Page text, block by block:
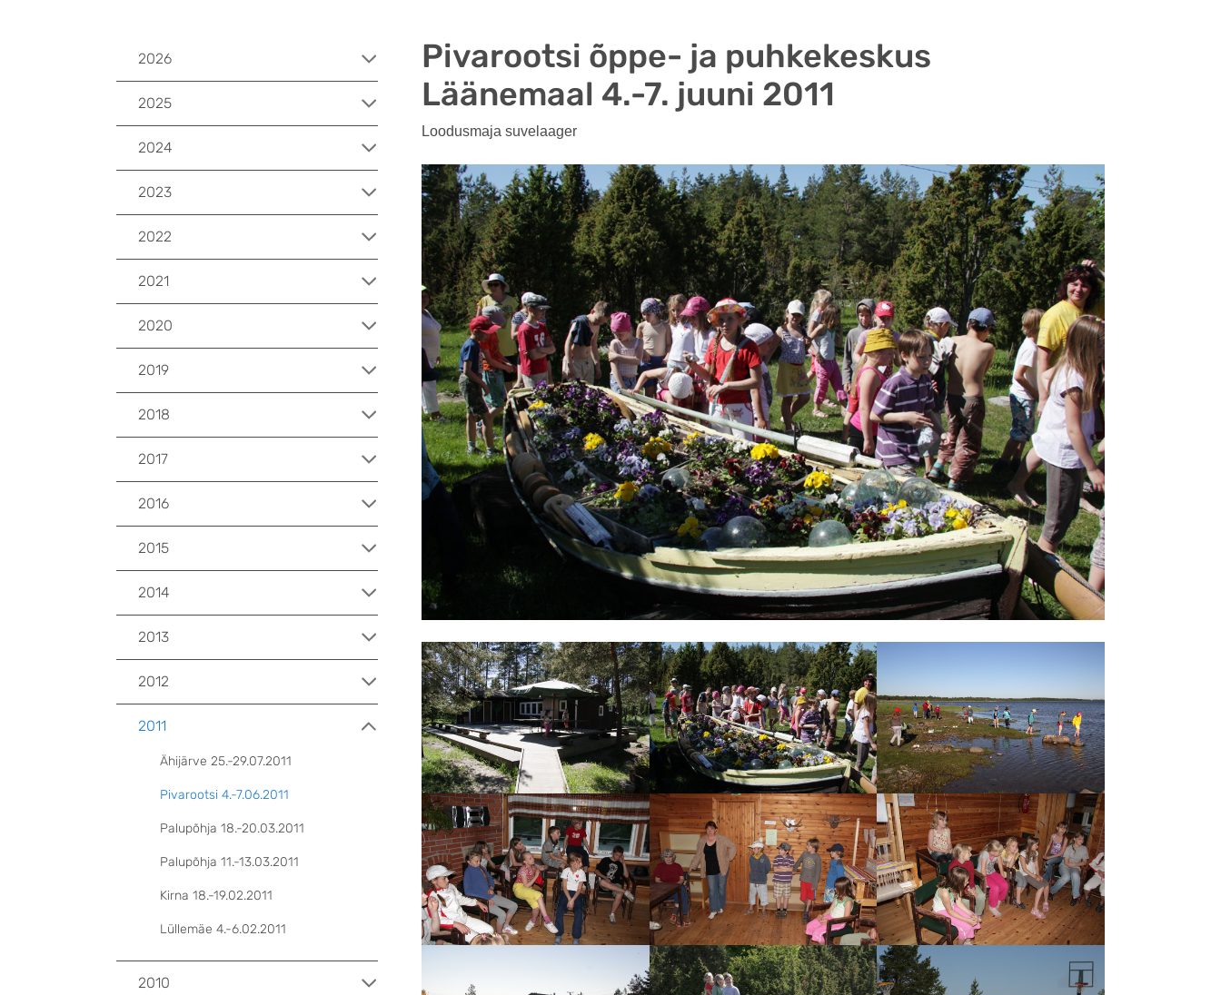
Pivarootsi õppe- ja puhkekeskus
Läänemaal 4.-7. juuni 2011
Loodusmaja suvelaager
2026
2025
2024
2023
2022
2021
2020
2019
2018
2017
2016
2015
2014
2013
2012
2011
Ähijärve 25.-29.07.2011
Pivarootsi 4.-7.06.2011
Palupõhja 18.-20.03.2011
Palupõhja 11.-13.03.2011
Kirna 18.-19.02.2011
Lüllemäe 4.-6.02.2011
2010